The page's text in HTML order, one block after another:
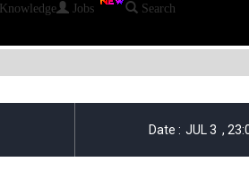
Knowledge Jobs Search